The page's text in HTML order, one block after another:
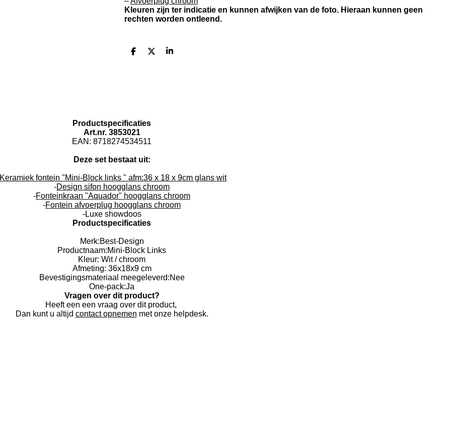
Kleuren zijn ter indicatie en kunnen afwijken van de foto. Hieraan kunnen geen
rechten worden ontleend.
D
D
S
Productspecificaties
Art.nr. 3853021
EAN: 8718274534511
Deze set bestaat uit:
Keramiek fontein "Mini-Block links " afm:36 x 18 x 9cm glans wit
-Design sifon hoogglans chroom
-Fonteinkraan "Aquador" hoogglans chroom
-Fontein afvoerplug hoogglans chroom
-Luxe showdoos
Productspecificaties
Merk:Best-Design
Productnaam:Mini-Block Links
Kleur: Wit / chroom
Afmeting: 36x18x9 cm
Bevestigingsmateriaal meegeleverd:Nee
One-pack:Ja
Vragen over dit product?
Heeft een een vraag over dit product,
Dan kunt u altijd contact opnemen met onze helpdesk.